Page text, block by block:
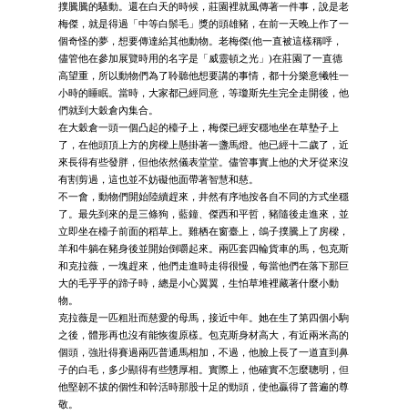
撲騰騰的騷動。還在白天的時候，莊園裡就風傳著一件事，說是老
梅傑，就是得過「中等白鬃毛」獎的頭雄豬，在前一天晚上作了一
個奇怪的夢，想要傳達給其他動物。老梅傑(他一直被這樣稱呼，
儘管他在參加展覽時用的名字是「威靈頓之光」)在莊園了一直德
高望重，所以動物們為了聆聽他想要講的事情，都十分樂意犧牲一
小時的睡眠。當時，大家都已經同意，等瓊斯先生完全走開後，他
們就到大穀倉內集合。
在大穀倉一頭一個凸起的檯子上，梅傑已經安穩地坐在草墊子上
了，在他頭頂上方的房樑上懸掛著一盞馬燈。他已經十二歲了，近
來長得有些發胖，但他依然儀表堂堂。儘管事實上他的犬牙從來沒
有割剪過，這也並不妨礙他面帶著智慧和慈。
不一會，動物們開始陸續趕來，井然有序地按各自不同的方式坐穩
了。最先到來的是三條狗，藍鐘、傑西和平哲，豬隨後走進來，並
立即坐在檯子前面的稻草上。雞栖在窗臺上，鴿子撲騰上了房樑，
羊和牛躺在豬身後並開始倒嚼起來。兩匹套四輪貨車的馬，包克斯
和克拉薇，一塊趕來，他們走進時走得很慢，每當他們在落下那巨
大的毛乎乎的蹄子時，總是小心翼翼，生怕草堆裡藏著什麼小動
物。
克拉薇是一匹粗壯而慈愛的母馬，接近中年。她在生了第四個小駒
之後，體形再也沒有能恢復原樣。包克斯身材高大，有近兩米高的
個頭，強壯得賽過兩匹普通馬相加，不過，他臉上長了一道直到鼻
子的白毛，多少顯得有些戇厚相。實際上，他確實不怎麼聰明，但
他堅韌不拔的個性和幹活時那股十足的勁頭，使他贏得了普遍的尊
敬。